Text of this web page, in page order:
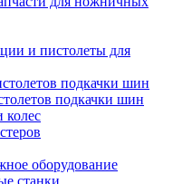
и пистолеты для
подкачки шин
подкачки шин
колес
оборудование
станки